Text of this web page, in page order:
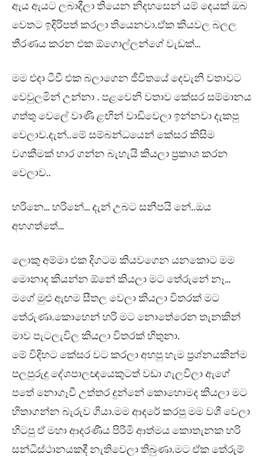
ඇය ඇයට ලබාදීලා තියෙන නිදහසෙන් යම් දෙයක් ඔබ
වෙතට ඉදිරිපත් කරලා තියෙනවා.ඒක කියවල බලල
තීරණය කරන එක ඕගොල්ලන්ගේ වැඩක්…
මම එදා ටීවී එක බලාගෙන ජීවිතයේ දෙවැනි වතාවට
වෙවුලමින් උන්නා . පළවෙනි වතාව කේසර සම්මානය
ගත්තු වෙලේ වාණි ළඟින් වාඩිවෙලා ඉන්නවා දැකපු
වෙලාව.දැන්..මේ සම්බන්ධයෙන් කේසර කිසිම
වගකීමක් භාර ගන්න බැහැයි කියලා ප්‍රකාශ කරන
වෙලාව..
හරිනෙ… හරිනේ… දැන් උබට සනීපයි නේ..ඔය
අහගත්තේ…
ලොකු අම්මා එක දිගටම කියවගෙන යනකොට මම
මොනාද කියන්න ඕනේ කියලා මට තේරුනේ නෑ…
මගේ මුළු ඇඟම සීතල වෙලා කියලා විතරක් මට
තේරුණා.කොහෙන් හරි මට නොතේරෙන තැනකින්
මාව පැටලැවිල කියලා විතරක් හිතුනා.
මේ විදිහට කේසර වට කරලා අහපු හැම ප්‍රශ්නයකින්ම
පලපුරුදු දේශපාලඥයෙකුටත් වඩා ගැලවිලා ඇගේ
පතේ නොගෑවී උත්තර දුන්නේ කොහොමද කියලා මට
හිතාගන්න බැරුව ගියා.මම ආදරේ කරපු මම වශී වෙලා
හිටපු ඒ මහා ආදරණීය පිරිමි ආත්මය කොතැනක හරි
සන්ධිස්ථානයකදී නැතිවෙලා තිබුණා.මට ඒක තේරුම්